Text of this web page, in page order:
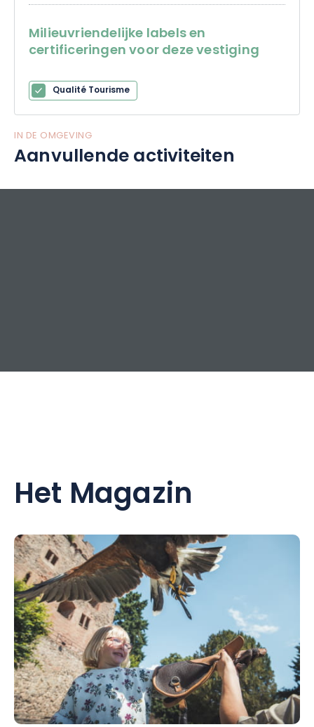
Milieuvriendelijke labels en
certificeringen voor deze vestiging
Qualité Tourisme
IN DE OMGEVING
Aanvullende activiteiten
Het Magazin